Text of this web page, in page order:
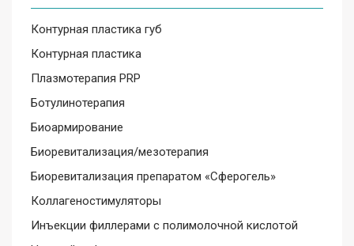
Контурная пластика губ
Контурная пластика
Плазмотерапия PRP
Ботулинотерапия
Биоармирование
Биоревитализация/мезотерапия
Биоревитализация препаратом «Сферогель»
Коллагеностимуляторы
Инъекции филлерами с полимолочной кислотой